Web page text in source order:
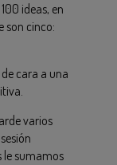
ideas, en
son cinco:
cara a una
varios
le sumamos